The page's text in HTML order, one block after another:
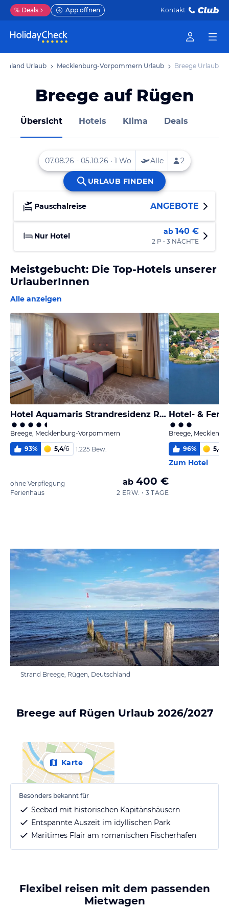
% Deals App öffnen Kontakt
Urlaub Mecklenburg-Vorpommern Urlaub Breege Urlaub
Breege auf Rügen
Übersicht Hotels Klima Deals
Pauschalreise ANGEBOTE
Nur Hotel ab 140 €
2 P • 3 NÄCHTE
Meistgebucht: Die Top-Hotels unserer
UrlauberInnen
Alle anzeigen
Hotel Aquamaris Strandresidenz Rügen
Breege, Mecklenburg-Vorpommern
93% 5,4/6 1.225 Bew.
ohne Verpflegung
Ferienhaus
ab 400 €
2 ERW. • 3 TAGE
Breege,
96% 5,4
Zum Hotel
Strand Breege, Rügen, Deutschland
Breege auf Rügen Urlaub 2026/2027
Besonders bekannt für
Seebad mit historischen Kapitänshäusern
Entspannte Auszeit im idyllischen Park
Maritimes Flair am romanischen Fischerhafen
Karte
Flexibel reisen mit dem passenden
Mietwagen